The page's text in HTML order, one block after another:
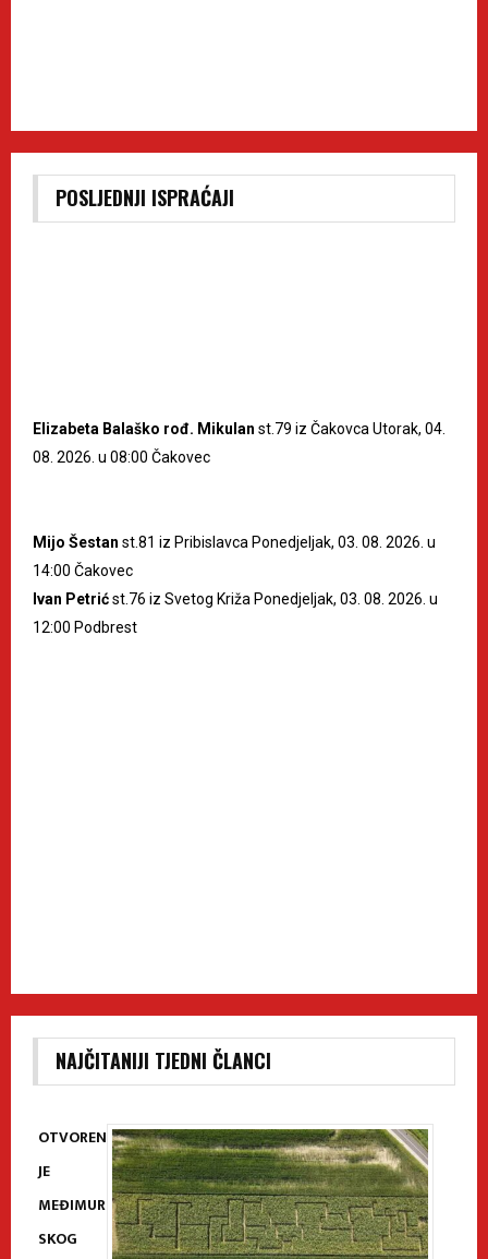
POSLJEDNJI ISPRAĆAJI
Elizabeta Balaško rođ. Mikulan st.79 iz Čakovca Utorak, 04.
08. 2026. u 08:00 Čakovec
Mijo Šestan st.81 iz Pribislavca Ponedjeljak, 03. 08. 2026. u
14:00 Čakovec
Ivan Petrićst.76 iz Svetog Križa Ponedjeljak, 03. 08. 2026. u
12:00 Podbrest
NAJČITANIJI TJEDNI ČLANCI
OTVOREN
JE
MEĐIMUR
SKOG